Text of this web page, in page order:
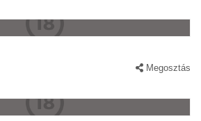
Megosztás